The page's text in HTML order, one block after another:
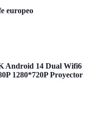
europeo
Android 14 Dual Wifi6
1280*720P Proyector